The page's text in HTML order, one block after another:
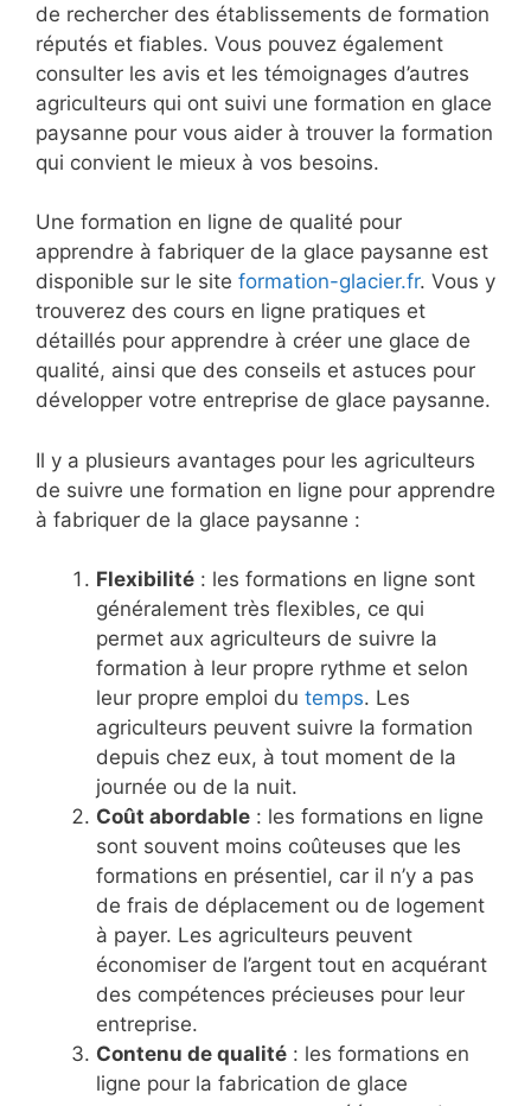
de rechercher des établissements de formation
réputés et fiables. Vous pouvez également
consulter les avis et les témoignages d’autres
agriculteurs qui ont suivi une formation en glace
paysanne pour vous aider à trouver la formation
qui convient le mieux à vos besoins.
Une formation en ligne de qualité pour
apprendre à fabriquer de la glace paysanne est
disponible sur le site formation-glacier.fr. Vous y
trouverez des cours en ligne pratiques et
détaillés pour apprendre à créer une glace de
qualité, ainsi que des conseils et astuces pour
développer votre entreprise de glace paysanne.
Il y a plusieurs avantages pour les agriculteurs
de suivre une formation en ligne pour apprendre
à fabriquer de la glace paysanne :
Flexibilité : les formations en ligne sont
généralement très flexibles, ce qui
permet aux agriculteurs de suivre la
formation à leur propre rythme et selon
leur propre emploi du temps. Les
agriculteurs peuvent suivre la formation
depuis chez eux, à tout moment de la
journée ou de la nuit.
Coût abordable : les formations en ligne
sont souvent moins coûteuses que les
formations en présentiel, car il n’y a pas
de frais de déplacement ou de logement
à payer. Les agriculteurs peuvent
économiser de l’argent tout en acquérant
des compétences précieuses pour leur
entreprise.
Contenu de qualité : les formations en
ligne pour la fabrication de glace